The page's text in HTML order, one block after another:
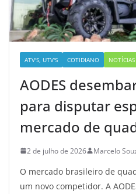
ATV'S, UTV'S COTIDIANO NOTÍCIAS
AODES
para disputar
mercado de
2 de julho de 2026 Marcelo
O mercado brasileiro de
um novo competidor. A